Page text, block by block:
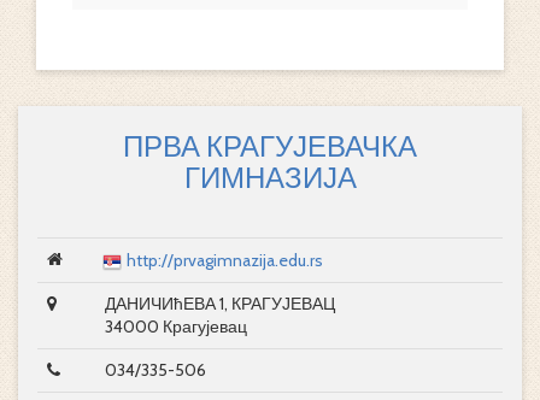
ПРВА КРАГУЈЕВАЧКА
ГИМНАЗИЈА
http://prvagimnazija.edu.rs
ДАНИЧИћЕВА 1, КРАГУЈЕВАЦ
34000 Крагујевац
034/335-506